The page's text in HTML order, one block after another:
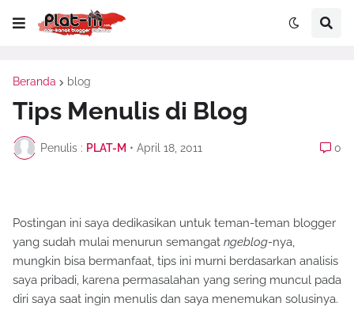
Beranda blog
Tips Menulis di Blog
Penulis : PLAT-M • April 18, 2011 0
Postingan ini saya dedikasikan untuk teman-teman blogger
yang sudah mulai menurun semangat ngeblog-nya,
mungkin bisa bermanfaat, tips ini murni berdasarkan analisis
saya pribadi, karena permasalahan yang sering muncul pada
diri saya saat ingin menulis dan saya menemukan solusinya.